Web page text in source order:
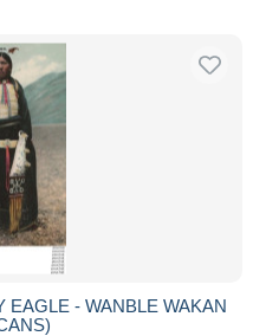
EAGLE - WANBLE WAKAN